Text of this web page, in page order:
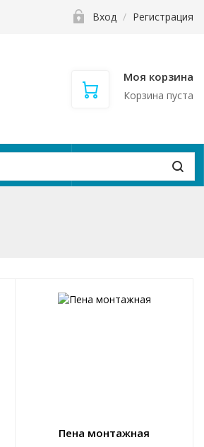
Вход / Регистрация
Моя корзина
Корзина пуста
Пена монтажная